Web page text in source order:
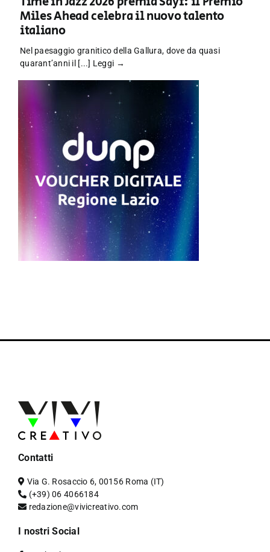
Miles Ahead celebra il nuovo talento
italiano
Nel paesaggio granitico della Gallura, dove da quasi
quarant’anni il [...] Leggi →
Contatti
Via G. Rosaccio 6, 00156 Roma (IT)
(+39) 06 4066184
redazione@vivicreativo.com
I nostri Social